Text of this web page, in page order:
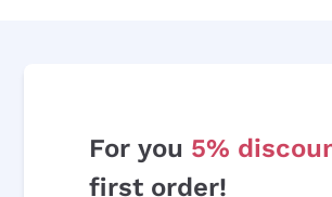
For you 5%
first order!